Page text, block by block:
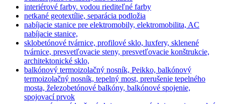
interiérové farby. vodou riediteľné farby
netkané geotextílie, separácia podložia
nabíjacie stanice pre elektromobily, elektromobilita, AC
nabíjacie stanice,
sklobetónové tvárnice, profilové sklo, luxfery, sklenené
tvárnice, presvetľovacie steny, presvetľovacie konštrukcie,
architektonické sklo,
balkónový termoizolačný nosník, Peikko, balkónový
termoizolačný nosník, tepelný most, prerušenie tepelného
mosta, železobetónové balkóny, balkónové spojenie,
spojovací prvok